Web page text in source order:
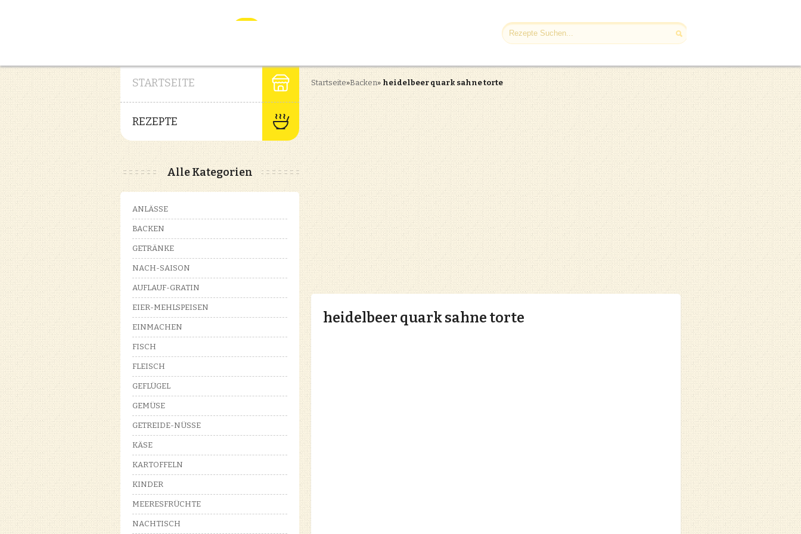
STARTSEITE
REZEPTE
Startseite»Backen» heidelbeer quark sahne torte
heidelbeer quark sahne torte
Alle Kategorien
ANLÄSSE
BACKEN
GETRÄNKE
NACH-SAISON
AUFLAUF-GRATIN
EIER-MEHLSPEISEN
EINMACHEN
FISCH
FLEISCH
GEFLÜGEL
GEMÜSE
GETREIDE-NÜSSE
KÄSE
KARTOFFELN
KINDER
MEERESFRÜCHTE
NACHTISCH